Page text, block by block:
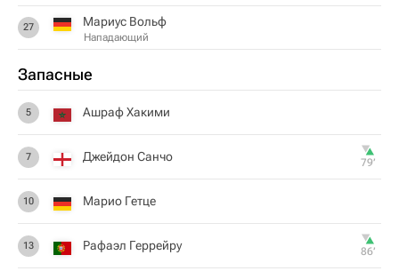
27 Мариус Вольф
Нападающий
Запасные
5 Ашраф Хакими
7 Джейдон Санчо 79‎’‎
10 Марио Гетце
13 Рафаэл Геррейру 86‎’‎